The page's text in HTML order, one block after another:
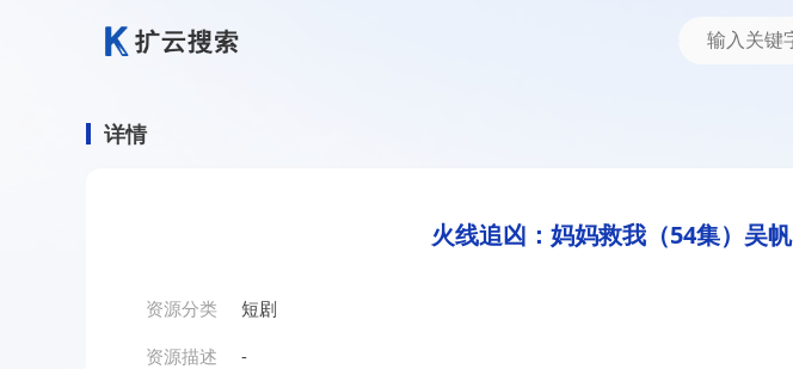
详情
火线追凶：妈妈救我（54集）吴帆
资源分类
短剧
资源描述
-